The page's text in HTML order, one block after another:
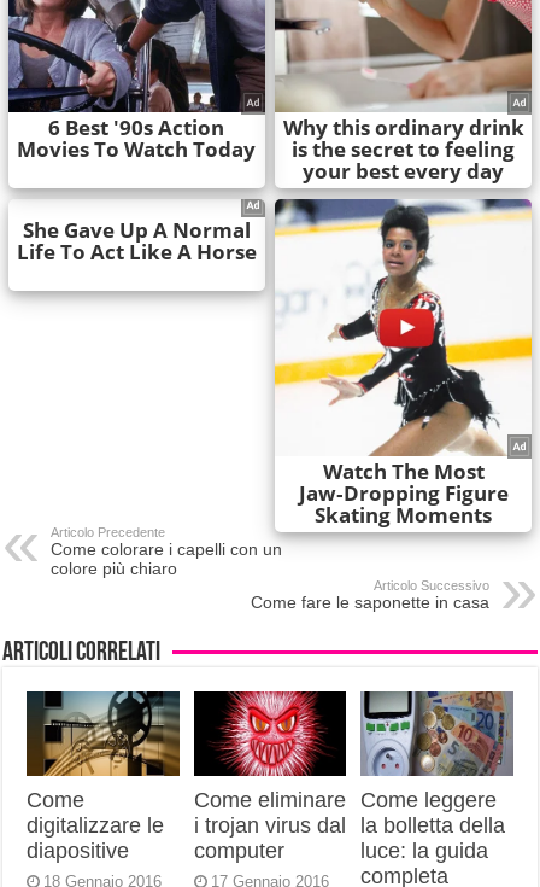
Articolo Precedente
Come colorare i capelli con un
colore più chiaro
Articolo Successivo
Come fare le saponette in casa
Articoli correlati
Come
digitalizzare le
diapositive
18 Gennaio 2016
Come eliminare
i trojan virus dal
computer
17 Gennaio 2016
Come leggere
la bolletta della
luce: la guida
completa